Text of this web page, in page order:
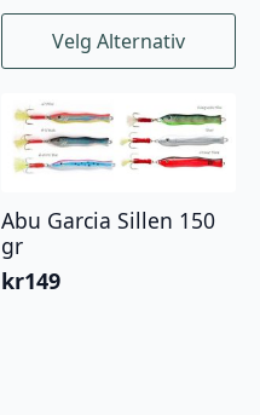
Velg Alternativ
Dette
produktet
flere
varianter.
Alternativene
velges
på
produktsiden
Abu Garcia Sillen 150
gr
kr149